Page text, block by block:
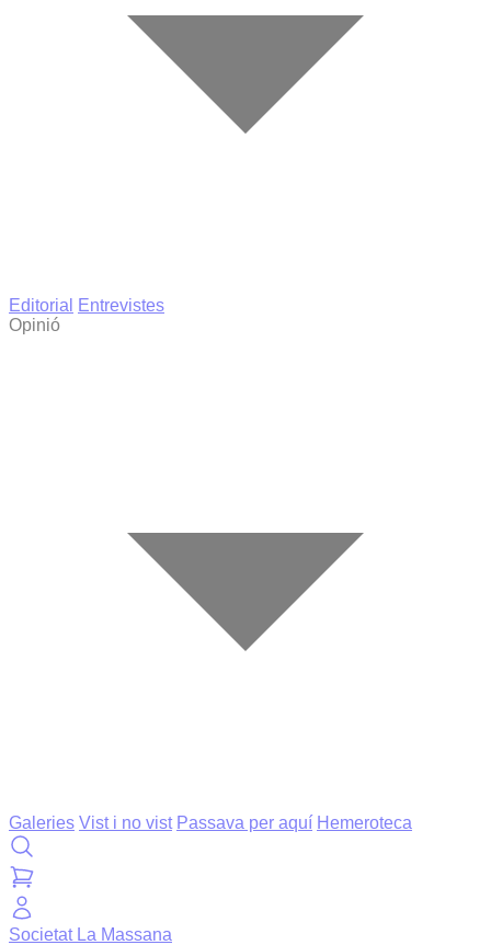
Editorial
Entrevistes
Opinió
Galeries Vist i no vist Passava per aquí Hemeroteca
Societat La Massana